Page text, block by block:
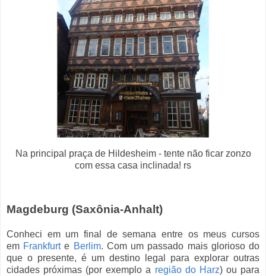
Na principal praça de Hildesheim - tente não ficar zonzo
com essa casa inclinada! rs
Magdeburg (Saxônia-Anhalt)
Conheci em um final de semana entre os meus cursos
em Frankfurte Berlim. Com um passado mais glorioso do
que o presente, é um destino legal para explorar outras
cidades próximas (por exemplo a região do Harz) ou para